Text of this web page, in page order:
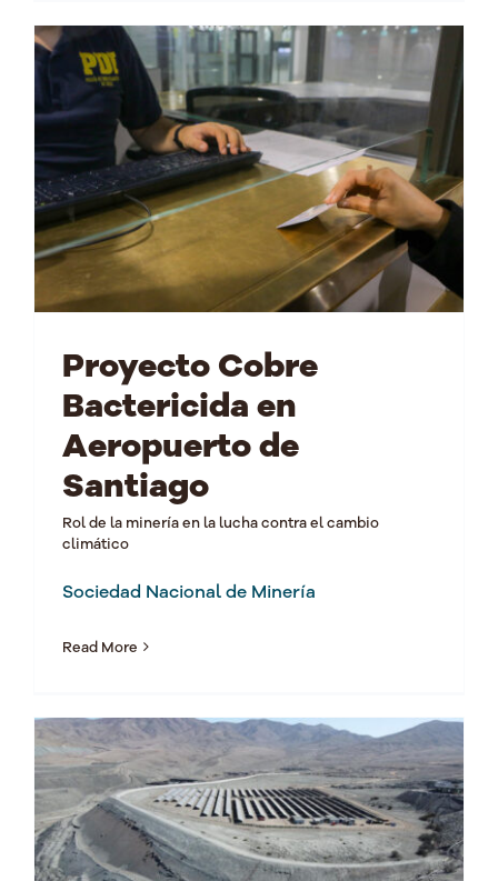
Proyecto Cobre
Bactericida en
Aeropuerto de
Santiago
Rol de la minería en la lucha contra el cambio
climático
Sociedad Nacional de Minería
Read More